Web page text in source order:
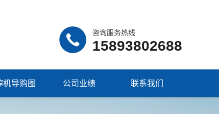
咨询服务热线
15893802688
机导购图 公司业绩 联系我们